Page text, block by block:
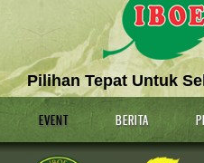
Pilihan Tepat Untuk
EVENT BERITA